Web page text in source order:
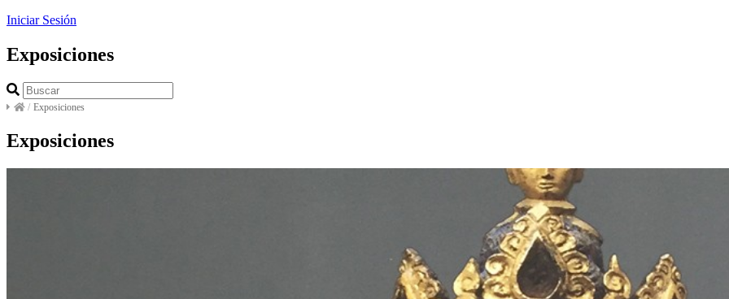
Iniciar Sesión
Exposiciones
/ Exposiciones
Exposiciones